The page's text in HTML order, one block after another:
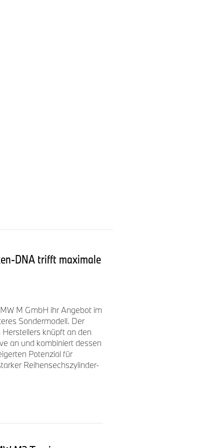
Minuten. Die nur
zeugt von der
gilt
anspruchsvollsten
werden, um die
Testen, sondern auch
Erfolge erzielt,
Sieg konnte ROWE
Start in das Wochenende
Augusto Farfus
eine herausragende
M Motorsport
M Feeling und
Performance mit
DNA trifft maximale
M GmbH ihr Angebot im
Sondermodell. Der
knüpft an den
an und kombiniert dessen
Potenzial für
Reihensechszylinder-